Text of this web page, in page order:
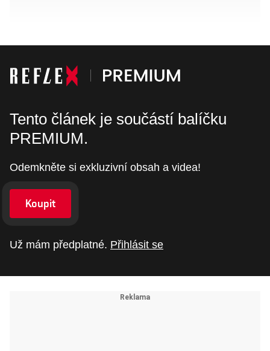
Tento článek je součástí balíčku
PREMIUM.
Odemkněte si exkluzivní obsah a videa!
Koupit
Už mám předplatné. Přihlásit se